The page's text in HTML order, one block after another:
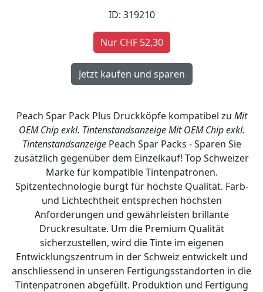
ID: 319210
Nur CHF 52,30
Peach Spar Pack Plus Druckköpfe kompatibel zu Mit
OEM Chip exkl. Tintenstandsanzeige Mit OEM Chip exkl.
TintenstandsanzeigePeach Spar Packs - Sparen Sie
zusätzlich gegenüber dem Einzelkauf! Top Schweizer
Marke für kompatible Tintenpatronen.
Spitzentechnologie bürgt für höchste Qualität. Farb-
und Lichtechtheit entsprechen höchsten
Anforderungen und gewährleisten brillante
Druckresultate. Um die Premium Qualität
sicherzustellen, wird die Tinte im eigenen
Entwicklungszentrum in der Schweiz entwickelt und
anschliessend in unseren Fertigungsstandorten in die
Tintenpatronen abgefüllt. Produktion und Fertigung